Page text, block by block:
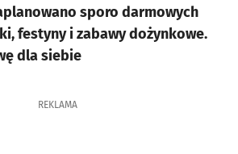
sporo darmowych
festyny i zabawy dożynkowe.
dla siebie
REKLAMA